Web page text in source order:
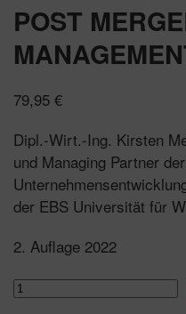
POST
79,95 €
Dipl.-Wirt.-Ing. Kirsten
und Managing Partner
der EBS Universität für
2. Auflage 2022
Post